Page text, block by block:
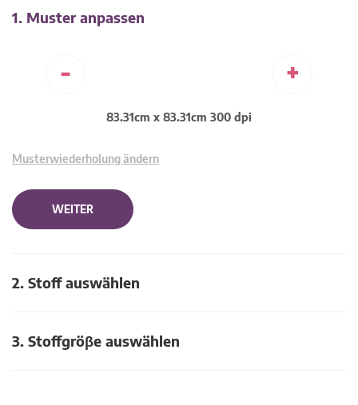
1. Muster anpassen
- +
83.31cm x 83.31cm 300 dpi
Musterwiederholung ändern
WEITER
2. Stoff auswählen
3. Stoffgröβe auswählen